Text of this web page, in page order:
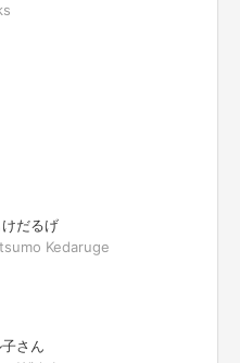
だるげ
Kedaruge
さん